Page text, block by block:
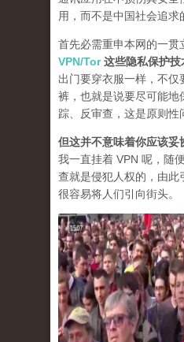
用，而不是中国社会追求
首先必需重申本网的一贯
VPN/Tor这些隐私保护技
出门要穿衣服一样，不仅
裤，也就是说要尽可能地
踪、反审查，这是原则性
但这并不意味着你应该妥
我一直挂着 VPN 呢，随
查就是侵犯人权的，由此
很容易将人们引向街头。